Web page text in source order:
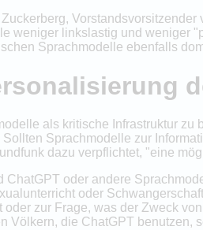
weniger linkslastig und weniger
Sprachmodelle ebenfalls
als kritische Infrastruktur zu
Sollten Sprachmodelle zur
dazu verpflichtet, "eine
ChatGPT oder andere
oder
oder zur Frage, was der Zweck
Völkern, die ChatGPT benutzen,